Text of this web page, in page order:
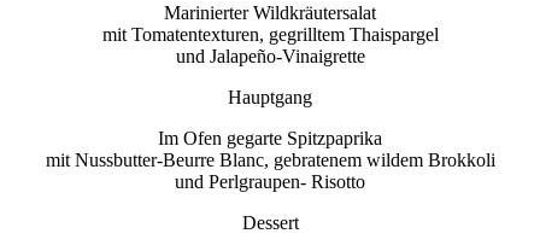
Marinierter Wildkräutersalat
mit Tomatentexturen, gegrilltem Thaispargel
und Jalapeño-Vinaigrette
Hauptgang
Im Ofen gegarte Spitzpaprika
mit Nussbutter-Beurre Blanc, gebratenem wildem Brokkoli
und Perlgraupen- Risotto
Dessert